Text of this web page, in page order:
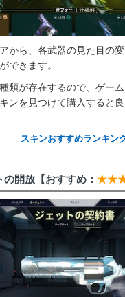
から、各武器の見た目の
できます。
類が存在するので、ゲー
ンを見つけて購入すると良
スキンおすすめランキン
開放【おすすめ：